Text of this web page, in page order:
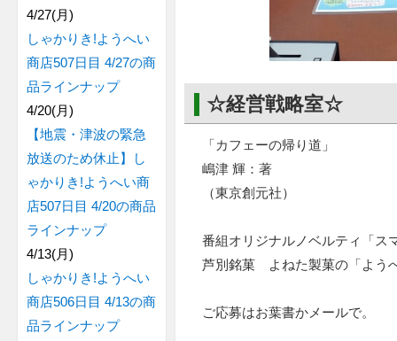
☆経営戦略室☆
「カフェーの帰り道」
嶋津 輝：著
（東京創元社）
番組オリジナルノベルティ「ス
芦別銘菓 よねた製菓の「よう
ご応募はお葉書かメールで。
4/27(月)
しゃかりき!ようへい
商店507日目 4/27の商
品ラインナップ
4/20(月)
【地震・津波の緊急
放送のため休止】し
ゃかりき!ようへい商
店507日目 4/20の商品
ラインナップ
4/13(月)
しゃかりき!ようへい
商店506日目 4/13の商
品ラインナップ